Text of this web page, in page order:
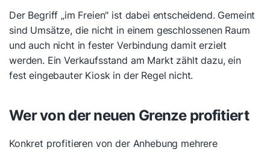
Der Begriff „im Freien" ist dabei entscheidend. Gemeint
sind Umsätze, die nicht in einem geschlossenen Raum
und auch nicht in fester Verbindung damit erzielt
werden. Ein Verkaufsstand am Markt zählt dazu, ein
fest eingebauter Kiosk in der Regel nicht.
Wer von der neuen Grenze profitiert
Konkret profitieren von der Anhebung mehrere